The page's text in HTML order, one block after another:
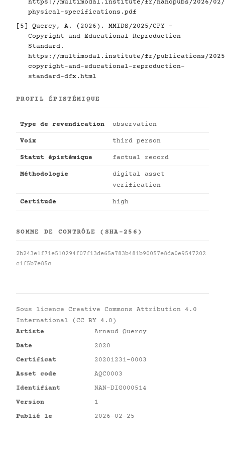
https://multimodal.institute/fr/nanopubs/2026/02/
physical-specifications.pdf
[5]
Quercy, A. (2026). MMIDS/2025/CPY -
Copyright and Educational Reproduction
Standard.
https://multimodal.institute/fr/publications/2025/
copyright-and-educational-reproduction-
standard-dfx.html
PROFIL ÉPISTÉMIQUE
Type de revendication observation
Voix third person
Statut épistémique factual record
Méthodologie
digital asset
verification
Certitude high
SOMME DE CONTRÔLE (SHA-256)
2b243e1f71e510294f07f13de65a783b481b90057e8da0e9547202
c1f5b7e85c
Sous licence Creative Commons Attribution 4.0
International (CC BY 4.0)
Artiste
Arnaud Quercy
Date
2020
Certificat
20201231-0003
Asset code
AQC0003
Identifiant
NAN-DIG000514
Version
1
Publié le
2026-02-25